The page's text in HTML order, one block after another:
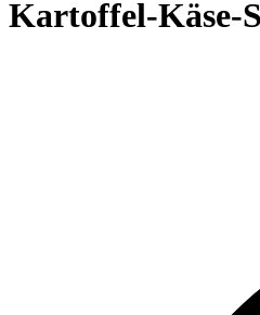
Kartoffel-Käse-